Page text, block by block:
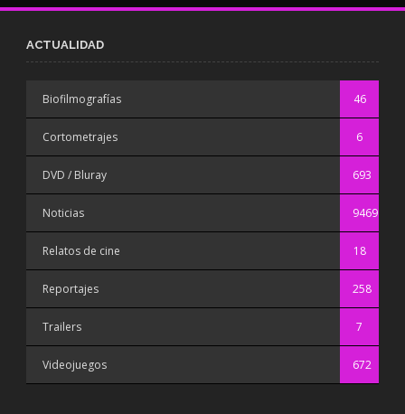
ACTUALIDAD
Biofilmografías 46
Cortometrajes 6
DVD / Bluray 693
Noticias 9469
Relatos de cine 18
Reportajes 258
Trailers 7
Videojuegos 672